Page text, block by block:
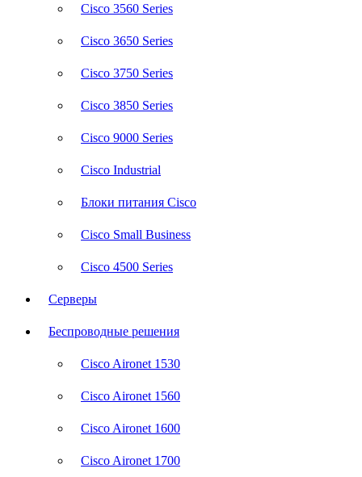
Cisco 3560 Series
Cisco 3650 Series
Cisco 3750 Series
Cisco 3850 Series
Cisco 9000 Series
Cisco Industrial
Блоки питания Cisco
Cisco Small Business
Cisco 4500 Series
Серверы
Беспроводные решения
Cisco Aironet 1530
Cisco Aironet 1560
Cisco Aironet 1600
Cisco Aironet 1700